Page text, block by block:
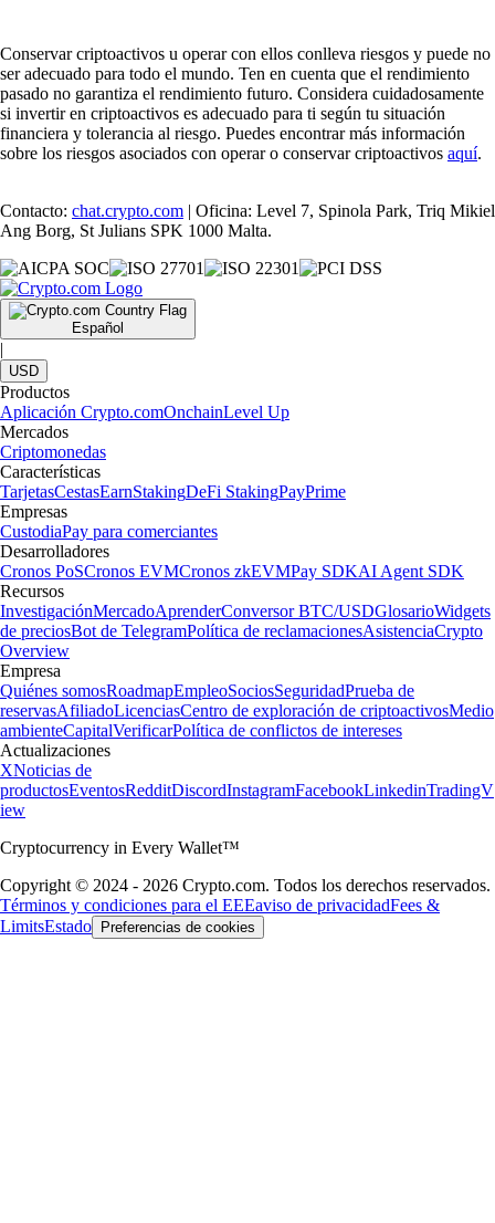
Conservar criptoactivos u operar con ellos conlleva riesgos y puede no
ser adecuado para todo el mundo. Ten en cuenta que el rendimiento
pasado no garantiza el rendimiento futuro. Considera cuidadosamente
si invertir en criptoactivos es adecuado para ti según tu situación
financiera y tolerancia al riesgo. Puedes encontrar más información
sobre los riesgos asociados con operar o conservar criptoactivos aquí.
Contacto: chat.crypto.com | Oficina: Level 7, Spinola Park, Triq Mikiel
Ang Borg, St Julians SPK 1000 Malta.
Español
|
USD
Productos
Aplicación Crypto.comOnchainLevel Up
Mercados
Criptomonedas
Características
TarjetasCestasEarnStakingDeFi StakingPayPrime
Empresas
CustodiaPay para comerciantes
Desarrolladores
Cronos PoSCronos EVMCronos zkEVMPay SDKAI Agent SDK
Recursos
InvestigaciónMercadoAprenderConversor BTC/USDGlosarioWidgets
de preciosBot de TelegramPolítica de reclamacionesAsistenciaCrypto
Overview
Empresa
Quiénes somosRoadmapEmpleoSociosSeguridadPrueba de
reservasAfiliadoLicenciasCentro de exploración de criptoactivosMedio
ambienteCapitalVerificarPolítica de conflictos de intereses
Actualizaciones
XNoticias de
productosEventosRedditDiscordInstagramFacebookLinkedinTradingV
iew
Cryptocurrency in Every Wallet™
Copyright © 2024 - 2026 Crypto.com. Todos los derechos reservados.
Términos y condiciones para el EEEaviso de privacidadFees &
LimitsEstado Preferencias de cookies